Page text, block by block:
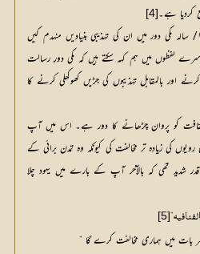
کردیا ہے۔[4]
پیغمبر صلی اللہ علیہ وسلم نے مسلسل ۱۳/ سالہ مکی دور میں ان کی تہذیبی بنیادیں منہدم کیں
لفظوں میں ہم کہہ سکتے ہیں کہ مکی دورِ رسالت
اور بالمقابل تہذیبوں کی جڑیں کھوکھلی کرنے کا
کو پروان چڑھانے کا دور ہے۔ اس میں آپ
کی زیادہ تر مخالفت کی کیونکہ وہ تمدن برائی کے
شدید تھی کہ بالآخر آپ کے بارے میں یہود چلا
فيه“
[5]
بات میں ہماری مخالفت کرے گا “